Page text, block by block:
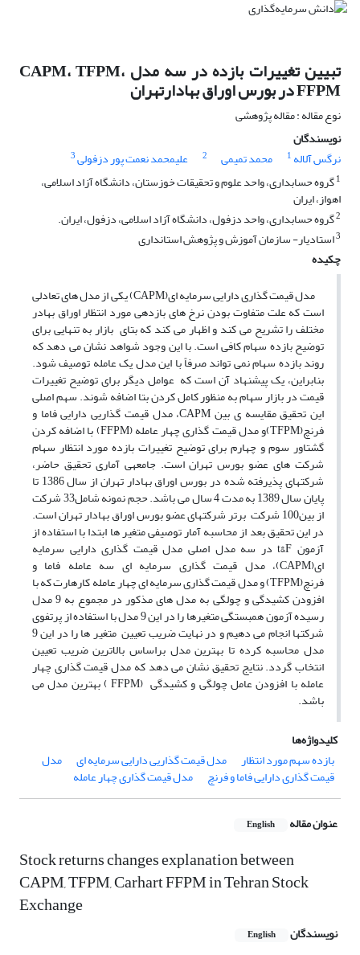
تبیین تغییرات بازده در سه مدل CAPM، TFPM،
FFPM در بورس اوراق بهادارتهران
نوع مقاله : مقاله پژوهشی
نویسندگان
نرگس آلاله 1 محمد تمیمی 2 علیمحمد نعمت پور دزفولی3
1گروه حسابداری، واحد علوم و تحقیقات خوزستان، دانشگاه آزاد اسلامی،
اهواز، ایران
2گروه حسابداری، واحد دزفول، دانشگاه آزاد اسلامی، دزفول، ایران.
3استادیار- سازمان آموزش و پژوهش استانداری
چکیده
مدل قیمت گذاری دارایی سرمایه ای(CAPM) یکی از مدل های تعادلی
است که علت متفاوت بودن نرخ های بازدهی مورد انتظار اوراق بهادر
مختلف را تشریح می کند و اظهار می کند که بتای بازار به تنهایی برای
توضیح بازده سهام کافی است. با این وجود شواهد نشان می دهد که
روند بازده سهام نمی تواند صرفاً با این مدل یک عامله توصیف شود.
بنابراین، یک پیشنهاد آن است که عوامل دیگر برای توضیح تغییرات
قیمت در بازار سهام به منظور کامل کردن بتا اضافه شوند. سهم اصلی
این تحقیق مقایسه ی بین CAPM، مدل قیمت گذاریی دارایی فاما و
فرنچ(TFPM)و مدل قیمت گذاری چهار عامله (FFPM) با اضافه کردن
گشتاور سوم و چهارم برای توضیح تغییرات بازده مورد انتظار سهام
شرکت های عضو بورس تهران است. جامعه­ی آماری تحقیق حاضر،
شرکت­های پذیرفته شده در بورس اوراق بهادار تهران از سال 1386 تا
پایان سال 1389 به مدت 4 سال می باشد. حجم نمونه شامل33 شرکت
از بین100 شرکت برتر شرکتهای عضو بورس اوراق بهادار تهران است.
در این تحقیق بعد از محاسبه آمار توصیفی متغیر ها ابتدا با استفاده از
آزمون t&F در سه مدل اصلی مدل قیمت گذاری دارایی سرمایه
ای(CAPM)، مدل قیمت گذاری سرمایه ای سه عامله فاما و
فرنچ(TFPM) و مدل قیمت گذاری سرمایه ای چهار عامله کارهارت که با
افزودن کشیدگی و چولگی به مدل های مذکور در مجموع به 9 مدل
رسیده آزمون همبستگی متغیرها را در این 9 مدل با استفاده از پرتفوی
شرکتها انجام می دهیم و در نهایت ضریب تعیین متغیر ها را در این 9
مدل محاسبه کرده تا بهترین مدل براساس بالاترین ضریب تعیین
انتخاب گردد. نتایج تحقیق نشان می دهد که مدل قیمت گذاری چهار
عامله با افزودن عامل چولگی و کشیدگی (FFPM ) بهترین مدل می
باشد.
کلیدواژه‌ها
بازده سهم مورد انتظار
مدل قیمت گذاریی دارایی سرمایه ای مدل
قیمت گذاری دارایی فاما و فرنچ مدل قیمت گذاری چهار عامله
عنوان مقاله English
Stock returns changes explanation between
CAPM, TFPM, Carhart FFPM in Tehran Stock
Exchange
نویسندگان English